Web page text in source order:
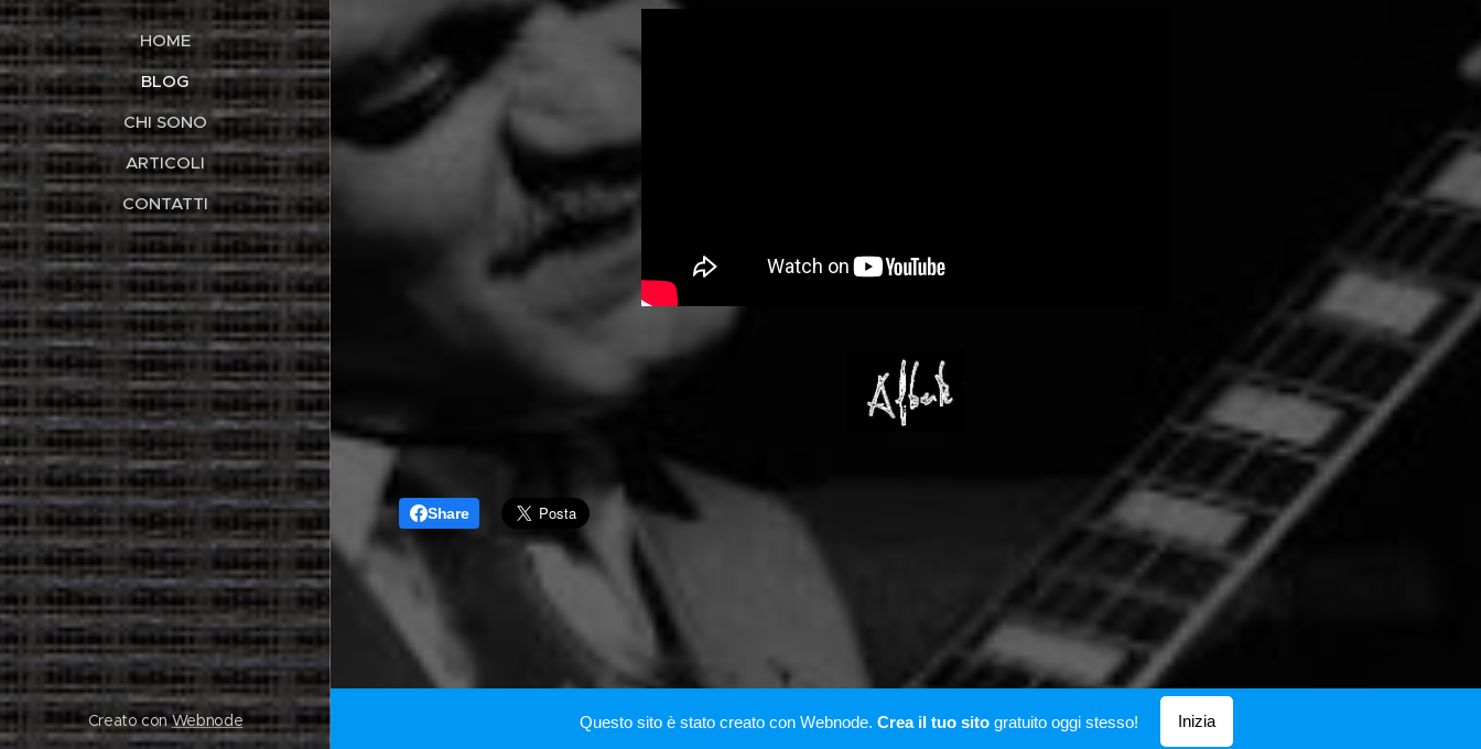
HOME
BLOG
CHI SONO
ARTICOLI
CONTATTI
Share
Creato conWebnode Questo sito è stato creato con Webnode. Crea il tuo sitogratuito oggi stesso! Inizia